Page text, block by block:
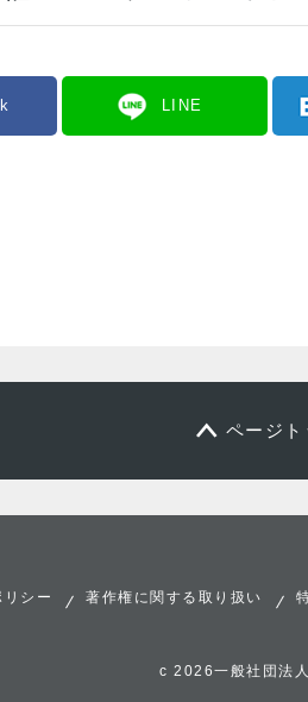
LINE
ページト
シー 著作権に関する取り扱い
c 2026一般社団法